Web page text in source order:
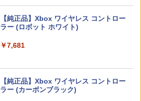
スプラトゥーン レイダース -Switch2
￥6,447
Nintendo Switch 2(日本語・国内専用)
Beast of Reincarnation -PS5 【特典】
【純正品】Xbox ワイヤレス コントロー
ラー (ロボット ホワイト)
￥7,681
【純正品】Xbox ワイヤレス コントロー
ラー (カーボンブラック)